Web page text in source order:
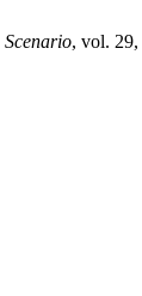
Scenario, vol. 29,